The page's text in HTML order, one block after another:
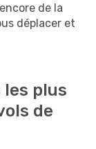
de la
déplacer et
les plus
de